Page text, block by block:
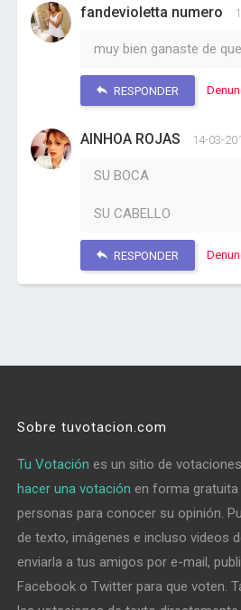
fandevioletta numero
muy bien ganaste de
RESPONDER
AINHOA ROJAS 14-03-
SU BOCA
SU CABELLO
RESPONDER
Sobre tuvotacion.com
Tu Votación es un sitio de
hacer una votación en forma
personas para conocer su opinión.
de texto, imágenes e incluso videos
enviarla a tus amigos por e-mail,
Facebook o Twitter para que voten.